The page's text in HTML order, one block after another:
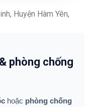
Huyện Hàm Yên,
phòng chống
hoặc phòng chống